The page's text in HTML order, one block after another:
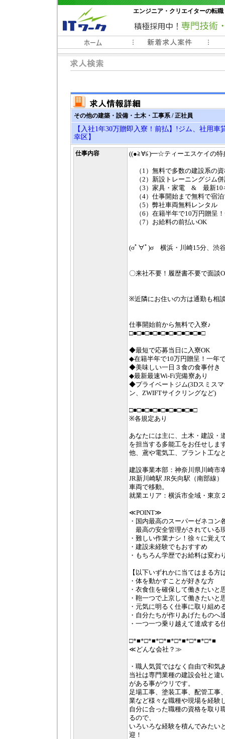
エンジニア・クリエイターの転
常時3000件以上の求人情報掲載中
その他の建築・設備・土木・工事系 / 正社員
【入社1年30万贈即入寮！前払】!ジム、社用
幸区】
仕事内容 ((●≧∀≦)━☆ティーエスケイの
（1）無料で多数の建設系の
（2）新設トレーニングジム
（3）家具・家電 & 最新10
（4）仕事開始まで無料で宿
（5）弊社車両無料レンタル
（6）在籍半年で10万円贈呈
（7）お給料の前払いOK
(σﾟ∀ﾟ)σ 横浜・川崎15分、渋
〇来社不要！履歴書不要で面談
※近隣にお住いの方は通勤も相
仕事開始前から無料で入寮♪
□■□■□■□■□■□■□■□■□■□
◆最短で応募当日に入寮OK
◆在籍半年で10万円贈呈！一年
◆美味しい一日３食の食事付き
◆最新最速Wi-Fi完備寮あり
◆プライベートジム(3Dスミス
ン、ZWIFTサイクリングなど)
□■□■□■□■□■□■□■□■□
※各規定あり
あなたには主に、土木・建設・
を担当する多能工をお任せしま
他、鳶や電気工、プラント工な
建設事業本部：神奈川県川崎市
JR新川崎駅 JR矢向駅（南部線
車両で移動。
就業エリア：横浜市全域・東
≪POINT≫
・国内最高のスーパーゼネコン
最高の安全管理がされている
・難しい作業ナシ！徐々に覚え
・建設未経験でもおすすめ
・もちろん学歴でお給料は変わ
【以下いずれかに当てはまる方
・体を動かすことが好きな方
・衣食住を確保して働きたいと
・鞄一つで上京して働きたいと
・元気に明るく仕事に取り組め
・自分たちが作りあげたものへ
・一つ一つ乗り越えて達成する
□*■*□*■*□*■*□*■*□*■*□*■
≪どんな会社？≫
・職人気質ではなく自由で和気
当社は専門業種の建設会社と違
がある事がウリです。
足場工事、塗装工事、配管工事
業など様々な職種や現場を経験
自分に合った職種の資格を取り
るので、
いろいろな経験を積んでみたい
迎！